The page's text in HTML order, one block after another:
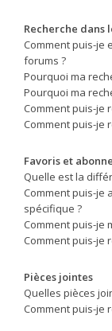
Recherche dans
Comment puis-je
forums ?
Pourquoi ma
Pourquoi ma
Comment puis-je
Comment puis-je
Favoris et
Quelle est la
Comment puis-je
spécifique ?
Comment puis-je
Comment puis-je
Pièces jointes
Quelles pièces
Comment puis-je